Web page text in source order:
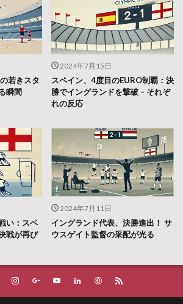
若きスタ
瞬間
2024年7月15日
スペイン、4度目のEURO制覇：決
勝でイングランドを撃破 – それぞ
れの反応
い：スペ
戦が再び
2024年7月11日
イングランド代表、決勝進出！ サ
ウスゲイト監督の采配が光る